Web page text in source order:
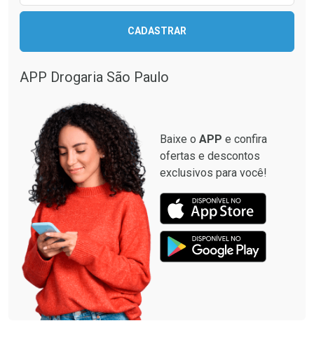
CADASTRAR
APP Drogaria São Paulo
Baixe o APP e confira
ofertas e descontos
exclusivos para você!